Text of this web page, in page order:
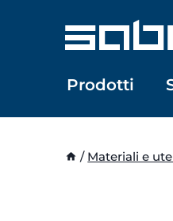
Prodotti
/ Materiali e